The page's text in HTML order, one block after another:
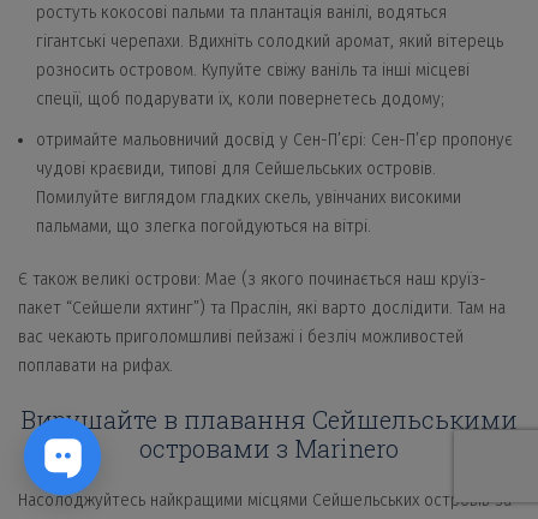
ростуть кокосові пальми та плантація ванілі, водяться
гігантські черепахи. Вдихніть солодкий аромат, який вітерець
розносить островом. Купуйте свіжу ваніль та інші місцеві
спеції, щоб подарувати їх, коли повернетесь додому;
отримайте мальовничий досвід у Сен-П’єрі: Сен-П’єр пропонує
чудові краєвиди, типові для Сейшельських островів.
Помилуйте виглядом гладких скель, увінчаних високими
пальмами, що злегка погойдуються на вітрі.
Є також великі острови: Мае (з якого починається наш круїз-
пакет “Сейшели яхтинг”) та Праслін, які варто дослідити. Там на
вас чекають приголомшливі пейзажі і безліч можливостей
поплавати на рифах.
Вирушайте в плавання Сейшельськими
островами з Marinero
Насолоджуйтесь найкращими місцями Сейшельських островів за